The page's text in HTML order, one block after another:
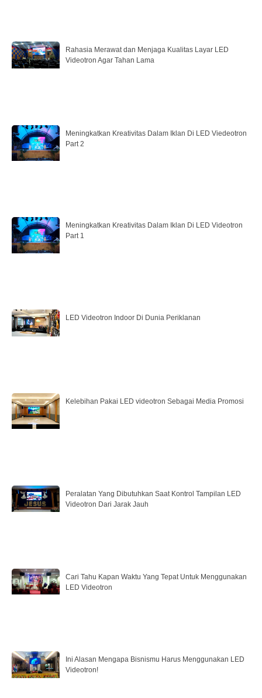
Rahasia Merawat dan Menjaga Kualitas Layar LED
Videotron Agar Tahan Lama
Meningkatkan Kreativitas Dalam Iklan Di LED Viedeotron
Part 2
Meningkatkan Kreativitas Dalam Iklan Di LED Videotron
Part 1
LED Videotron Indoor Di Dunia Periklanan
Kelebihan Pakai LED videotron Sebagai Media Promosi
Peralatan Yang Dibutuhkan Saat Kontrol Tampilan LED
Videotron Dari Jarak Jauh
Cari Tahu Kapan Waktu Yang Tepat Untuk Menggunakan
LED Videotron
Ini Alasan Mengapa Bisnismu Harus Menggunakan LED
Videotron!